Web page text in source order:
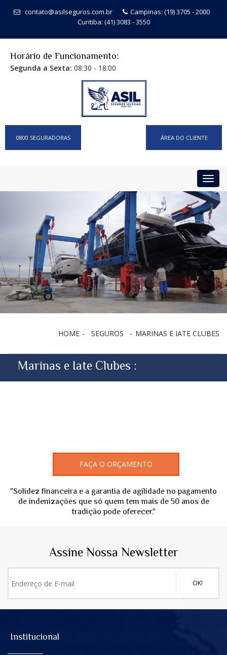
contato@asilseguros.com.br
Campinas: (19) 3705 - 2000
Curitiba: (41) 3083 - 3550
Horário de Funcionamento:
Segunda a Sexta: 08:30 - 18:00
0800 SEGURADORAS ÁREA DO CLIENTE
HOME SEGUROS MARINAS E IATE CLUBES
Marinas e Iate Clubes :
FAÇA O ORÇAMENTO
"Solidez financeira e a garantia de agilidade no pagamento
de indenizações que só quem tem mais de 50 anos de
tradição pode oferecer."
Assine Nossa Newsletter
OK!
Institucional